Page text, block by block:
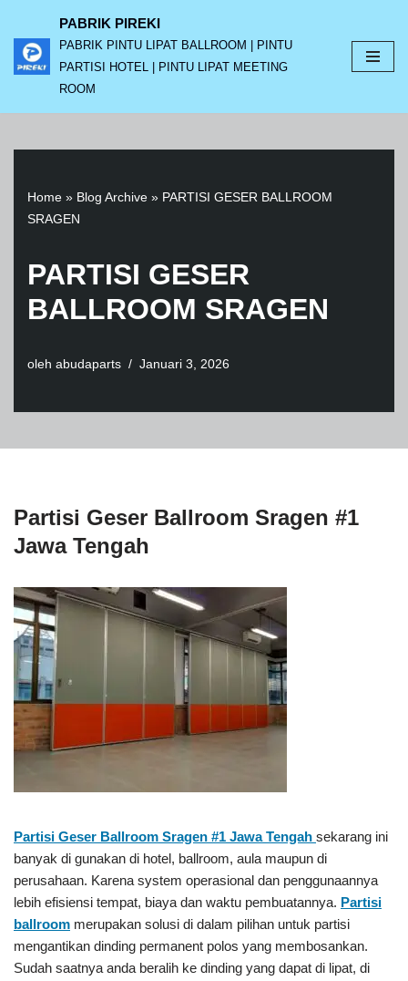
Lompat
ke
PABRIK PIREKI
PABRIK PINTU LIPAT BALLROOM | PINTU
PARTISI HOTEL | PINTU LIPAT MEETING
ROOM
Home » Blog Archive » PARTISI GESER BALLROOM
SRAGEN
PARTISI GESER
BALLROOM SRAGEN
oleh abudaparts Januari 3, 2026
Partisi Geser Ballroom Sragen #1
Jawa Tengah
Partisi Geser Ballroom Sragen #1 Jawa Tengah sekarang ini
banyak di gunakan di hotel, ballroom, aula maupun di
perusahaan. Karena system operasional dan penggunaannya
lebih efisiensi tempat, biaya dan waktu pembuatannya. Partisi
ballroom merupakan solusi di dalam pilihan untuk partisi
mengantikan dinding permanent polos yang membosankan.
Sudah saatnya anda beralih ke dinding yang dapat di lipat, di